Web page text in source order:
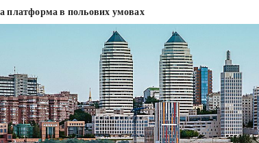
платформа в польових умовах
міськради Дніпра — ЗМІ
нелегального бізнесу, збагатився під час війни —
записали звернення про ситуацію на фронті
Безугла закликає валити Сирського